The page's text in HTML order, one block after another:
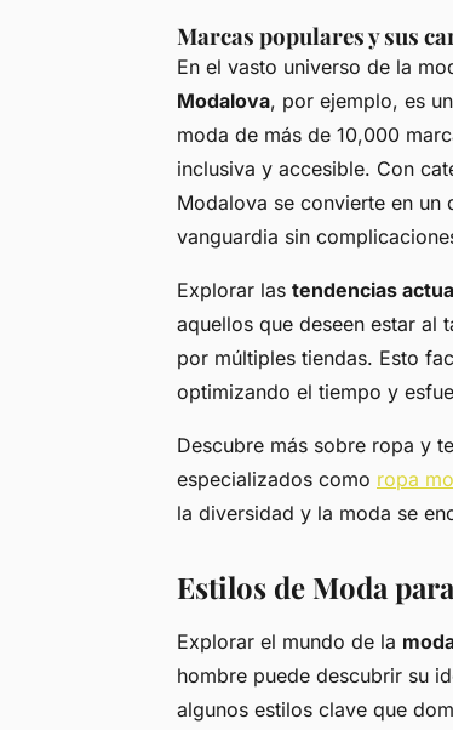
Marcas populares y sus
En el vasto universo de la
Modalova, por ejemplo, es
moda de más de 10,000
inclusiva y accesible. Con
Modalova se convierte en un
vanguardia sin
Explorar las tendencias
aquellos que deseen estar al
por múltiples tiendas. Esto
optimizando el tiempo y
Descubre más sobre ropa y
especializados como ropa
la diversidad y la moda se
Estilos de Moda
Explorar el mundo de la
hombre puede descubrir su
algunos estilos clave que